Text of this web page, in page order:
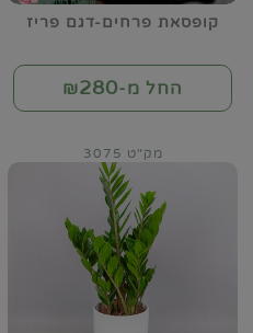
קופסאת פרחים-דגם פריז
החל מ-₪280
מק"ט 3075